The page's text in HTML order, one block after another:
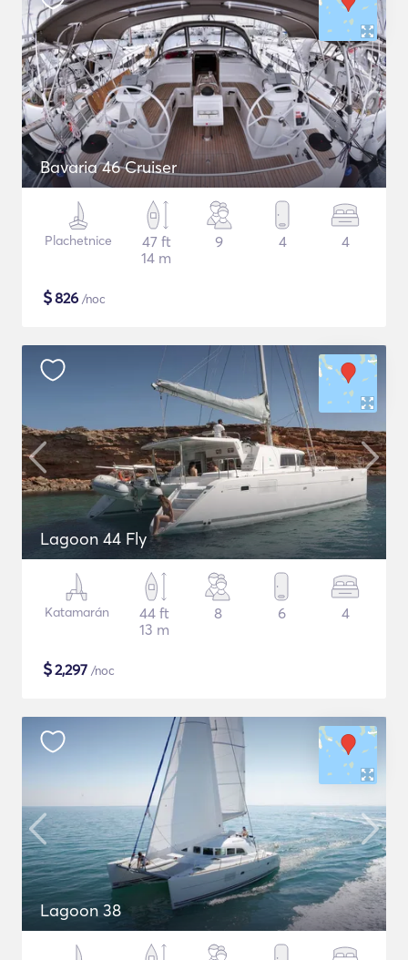
Bavaria 46 Cruiser
Plachetnice
47 ft
14 m
9 4 4
$826 /noc
Lagoon 44 Fly
Katamarán
44 ft
13 m
8 6 4
$2,297 /noc
Lagoon 38